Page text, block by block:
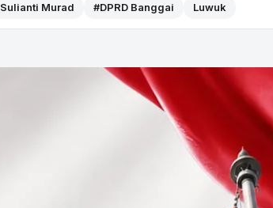
Sulianti Murad #DPRD Banggai Luwuk